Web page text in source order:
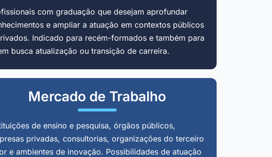
com graduação que desejam aprofundar
e ampliar a atuação em contextos públicos
Indicado para recém-formados e também para
busca atualização ou transição de carreira.
Mercado de Trabalho
de ensino e pesquisa, órgãos públicos,
privadas, consultorias, organizações do terceiro
e ambientes de inovação. Possibilidades de atuação